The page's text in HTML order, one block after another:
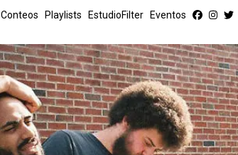
Conteos Playlists EstudioFilter Eventos